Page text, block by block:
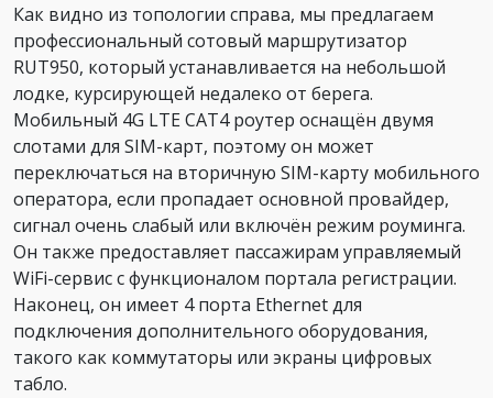
Как видно из топологии справа, мы предлагаем
профессиональный сотовый маршрутизатор
RUT950, который устанавливается на небольшой
лодке, курсирующей недалеко от берега.
Мобильный 4G LTE CAT4 роутер оснащён двумя
слотами для SIM-карт, поэтому он может
переключаться на вторичную SIM-карту мобильного
оператора, если пропадает основной провайдер,
сигнал очень слабый или включён режим роуминга.
Он также предоставляет пассажирам управляемый
WiFi-сервис с функционалом портала регистрации.
Наконец, он имеет 4 порта Ethernet для
подключения дополнительного оборудования,
такого как коммутаторы или экраны цифровых
табло.